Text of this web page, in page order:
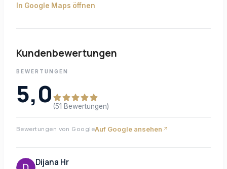
In Google Maps öffnen
Kundenbewertungen
BEWERTUNGEN
5,0 (51 Bewertungen)
Bewertungen von GoogleAuf Google ansehen
Dijana Hr